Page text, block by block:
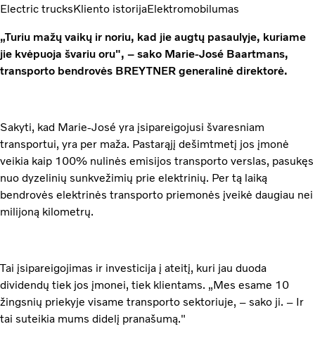
Electric trucksKliento istorijaElektromobilumas
„Turiu mažų vaikų ir noriu, kad jie augtų pasaulyje, kuriame
jie kvėpuoja švariu oru", – sako Marie-José Baartmans,
transporto bendrovės BREYTNER generalinė direktorė.
Sakyti, kad Marie-José yra įsipareigojusi švaresniam
transportui, yra per maža. Pastarąjį dešimtmetį jos įmonė
veikia kaip 100% nulinės emisijos transporto verslas, pasukęs
nuo dyzelinių sunkvežimių prie elektrinių. Per tą laiką
bendrovės elektrinės transporto priemonės įveikė daugiau nei
milijoną kilometrų.
Tai įsipareigojimas ir investicija į ateitį, kuri jau duoda
dividendų tiek jos įmonei, tiek klientams. „Mes esame 10
žingsnių priekyje visame transporto sektoriuje, – sako ji. – Ir
tai suteikia mums didelį pranašumą."